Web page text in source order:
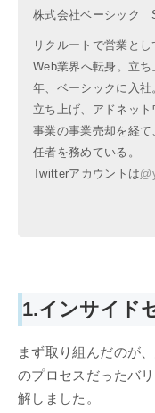
株式会社ベーシック
リクルートで営業と
Web業界へ転身。立
年、ベーシックに入
立ち上げ、アドネッ
事業の事業売却を経
任者を務めている。
Twitterアカウントは
1.インサイド
まず取り組んだのが、
のプロセスだったバ
解しました。